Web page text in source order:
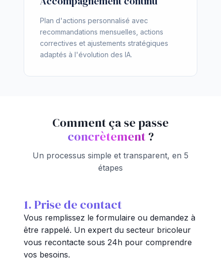
Plan d'actions personnalisé avec
recommandations mensuelles, actions
correctives et ajustements stratégiques
adaptés à l'évolution des IA.
Comment ça se passe
concrètement?
Un processus simple et transparent, en 5
étapes
1. Prise de contact
Vous remplissez le formulaire ou demandez à
être rappelé. Un expert du secteur bricoleur
vous recontacte sous 24h pour comprendre
vos besoins.